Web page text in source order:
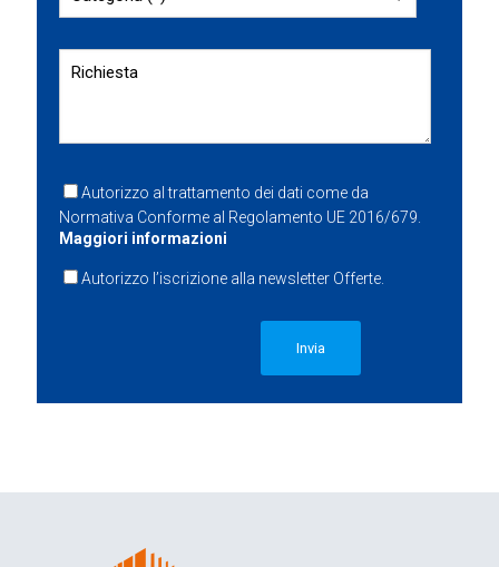
Autorizzo al trattamento dei dati come da
Normativa Conforme al Regolamento UE 2016/679.
Maggiori informazioni
Autorizzo l’iscrizione alla newsletter Offerte.